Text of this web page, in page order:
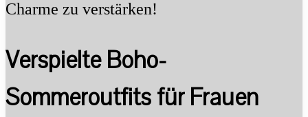
Charme zu verstärken!
Verspielte Boho-
Sommeroutfits für Frauen